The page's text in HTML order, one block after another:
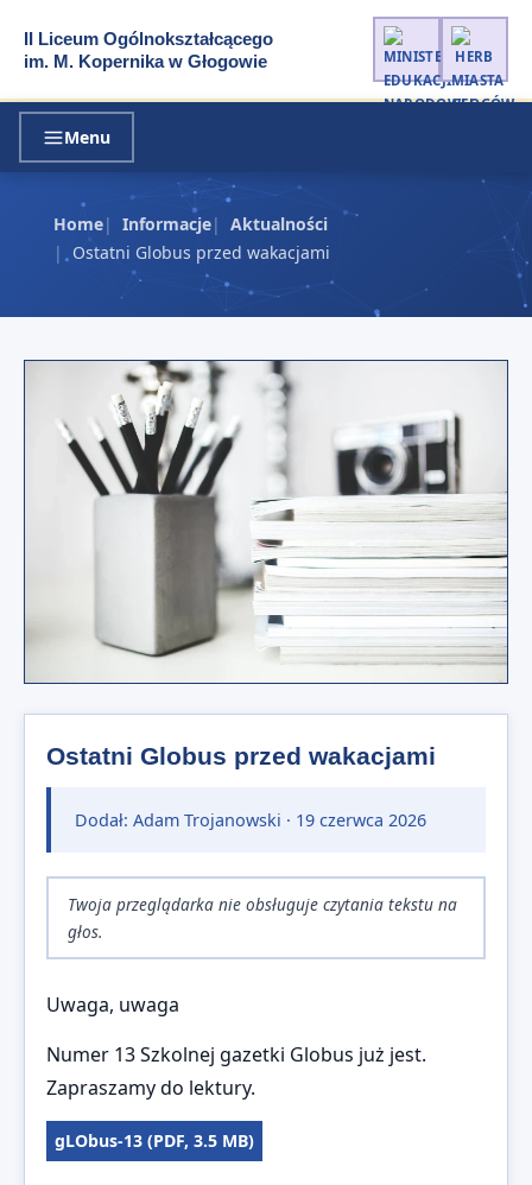
II Liceum Ogólnokształcącego
im. M. Kopernika w Głogowie
Menu
Home Informacje
Aktualności
Ostatni Globus przed wakacjami
Ostatni Globus przed wakacjami
Dodał: Adam Trojanowski · 19 czerwca 2026
Twoja przeglądarka nie obsługuje czytania tekstu na
głos.
Uwaga, uwaga
Numer 13 Szkolnej gazetki Globus już jest.
Zapraszamy do lektury.
gLObus-13 (PDF, 3.5 MB)